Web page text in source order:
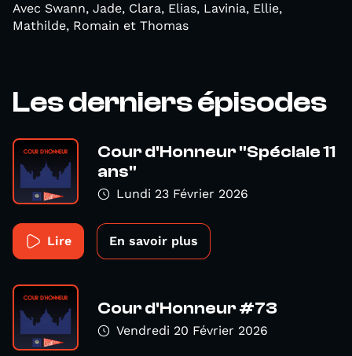
Avec Swann, Jade, Clara, Elias, Lavinia, Ellie,
Mathilde, Romain et Thomas
Les derniers épisodes
Cour d'Honneur "Spéciale 11
ans"
Lundi 23 Février 2026
Lire En savoir plus
Cour d'Honneur #73
Vendredi 20 Février 2026